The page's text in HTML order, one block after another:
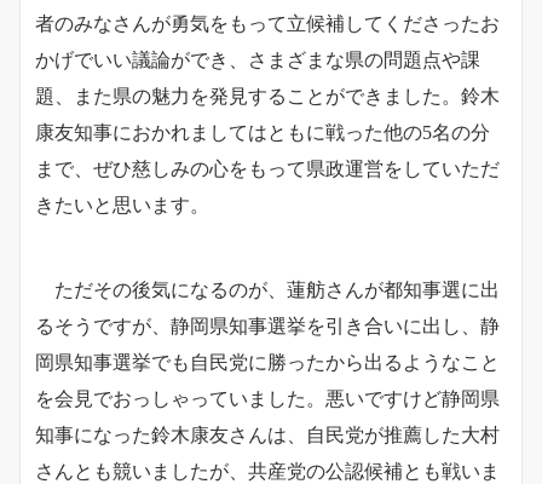
者のみなさんが勇気をもって立候補してくださったお
かげでいい議論ができ、さまざまな県の問題点や課
題、また県の魅力を発見することができました。鈴木
康友知事におかれましてはともに戦った他の5名の分
まで、ぜひ慈しみの心をもって県政運営をしていただ
きたいと思います。
ただその後気になるのが、蓮舫さんが都知事選に出
るそうですが、静岡県知事選挙を引き合いに出し、静
岡県知事選挙でも自民党に勝ったから出るようなこと
を会見でおっしゃっていました。悪いですけど静岡県
知事になった鈴木康友さんは、自民党が推薦した大村
さんとも競いましたが、共産党の公認候補とも戦いま